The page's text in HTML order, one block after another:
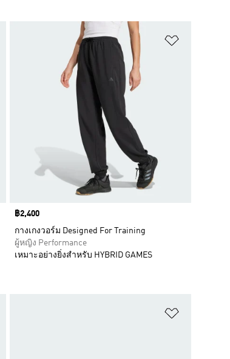
เพิ่มไปยังรายการสินค้าโปรด
Price
฿2,400
กางเกงวอร์ม Designed For Training
ผู้หญิง Performance
เหมาะอย่างยิ่งสำหรับ HYBRID GAMES